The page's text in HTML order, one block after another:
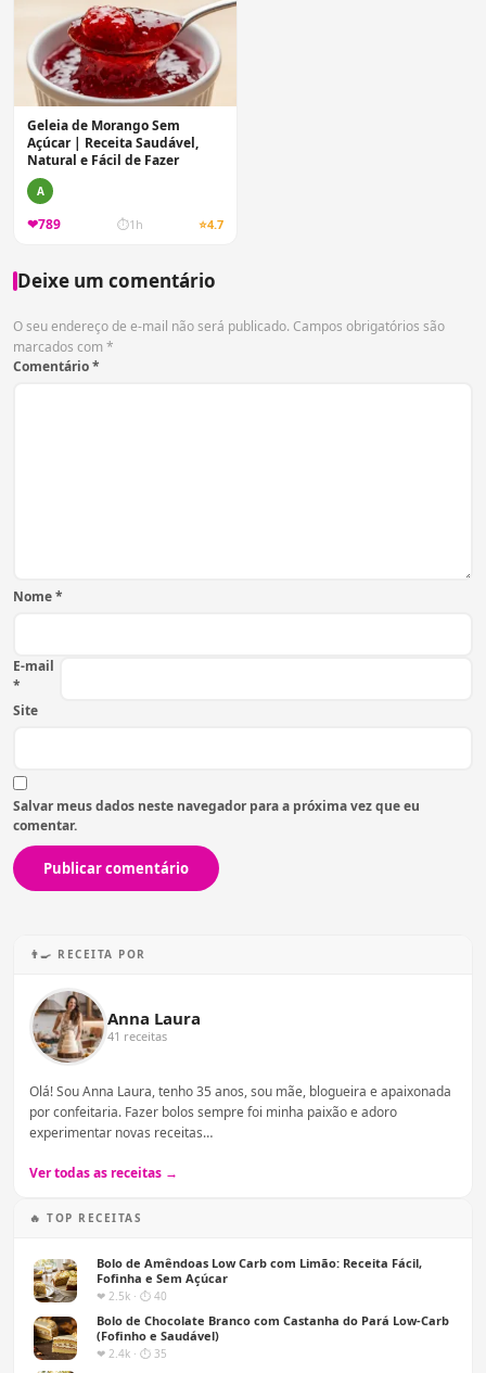
Geleia de Morango Sem
Açúcar | Receita Saudável,
Natural e Fácil de Fazer
A
❤789 ⏱1h ⭐4.7
Deixe um comentário
O seu endereço de e-mail não será publicado. Campos obrigatórios são
marcados com*
Comentário*
Nome*
E-mail
*
Site
Salvar meus dados neste navegador para a próxima vez que eu
comentar.
👨‍🍳 RECEITA POR
Anna Laura
41 receitas
Olá! Sou Anna Laura, tenho 35 anos, sou mãe, blogueira e apaixonada
por confeitaria. Fazer bolos sempre foi minha paixão e adoro
experimentar novas receitas…
Ver todas as receitas →
🔥 TOP RECEITAS
Bolo de Amêndoas Low Carb com Limão: Receita Fácil,
Fofinha e Sem Açúcar
❤ 2.5k · ⏱ 40
Bolo de Chocolate Branco com Castanha do Pará Low-Carb
(Fofinho e Saudável)
❤ 2.4k · ⏱ 35